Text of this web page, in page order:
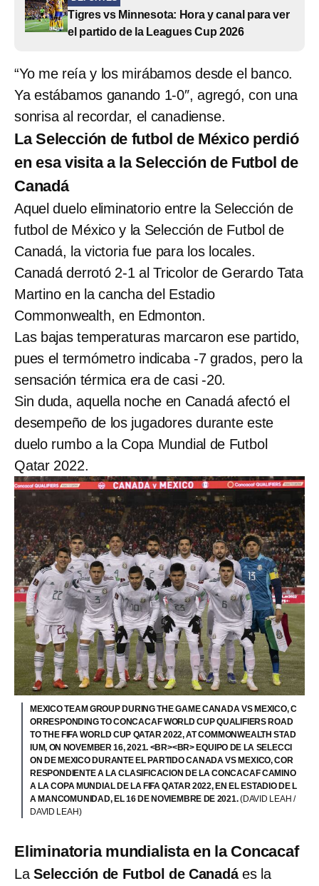
Tigres vs Minnesota: Hora y canal para ver
el partido de la Leagues Cup 2026
“Yo me reía y los mirábamos desde el banco.
Ya estábamos ganando 1-0″, agregó, con una
sonrisa al recordar, el canadiense.
La Selección de futbol de México perdió
en esa visita a la Selección de Futbol de
Canadá
Aquel duelo eliminatorio entre la Selección de
futbol de México y la Selección de Futbol de
Canadá, la victoria fue para los locales.
Canadá derrotó 2-1 al Tricolor de Gerardo Tata
Martino en la cancha del Estadio
Commonwealth, en Edmonton.
Las bajas temperaturas marcaron ese partido,
pues el termómetro indicaba -7 grados, pero la
sensación térmica era de casi -20.
Sin duda, aquella noche en Canadá afectó el
desempeño de los jugadores durante este
duelo rumbo a la Copa Mundial de Futbol
Qatar 2022.
MEXICO TEAM GROUP DURING THE GAME CANADA VS MEXICO, C
ORRESPONDING TO CONCACAF WORLD CUP QUALIFIERS ROAD
TO THE FIFA WORLD CUP QATAR 2022, AT COMMONWEALTH STAD
IUM, ON NOVEMBER 16, 2021. <BR><BR> EQUIPO DE LA SELECCI
ON DE MEXICO DURANTE EL PARTIDO CANADA VS MEXICO, COR
RESPONDIENTE A LA CLASIFICACION DE LA CONCACAF CAMINO
A LA COPA MUNDIAL DE LA FIFA QATAR 2022, EN EL ESTADIO DE L
A MANCOMUNIDAD, EL 16 DE NOVIEMBRE DE 2021.(DAVID LEAH /
DAVID LEAH)
Eliminatoria mundialista en la Concacaf
La Selección de Futbol de Canadáes la